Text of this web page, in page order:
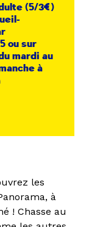
(5/3€)
ou sur
mardi au
à
les
à
! Chasse au